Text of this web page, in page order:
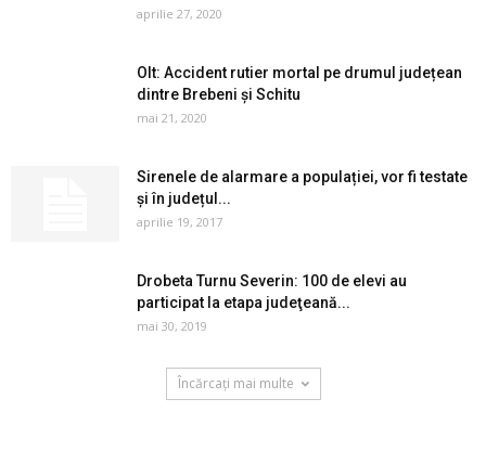
aprilie 27, 2020
Olt: Accident rutier mortal pe drumul județean
dintre Brebeni și Schitu
mai 21, 2020
Sirenele de alarmare a populației, vor fi testate
și în județul...
aprilie 19, 2017
Drobeta Turnu Severin: 100 de elevi au
participat la etapa judeţeană...
mai 30, 2019
Încărcați mai multe